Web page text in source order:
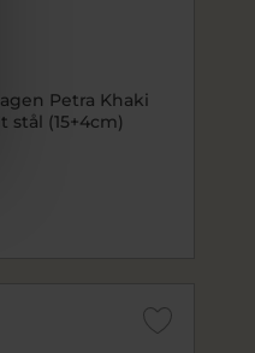
Petra Khaki
stål (15+4cm)